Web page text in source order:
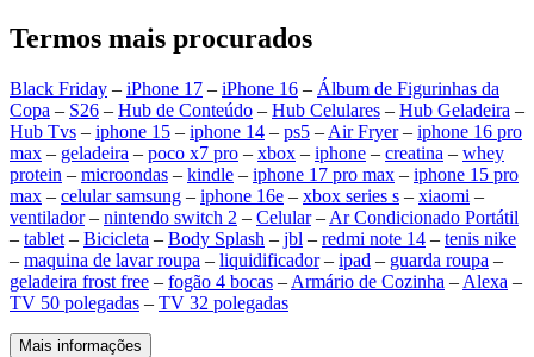
Termos mais procurados
Black Friday – iPhone 17 – iPhone 16 – Álbum de Figurinhas da
Copa – S26 – Hub de Conteúdo – Hub Celulares – Hub Geladeira –
Hub Tvs – iphone 15 – iphone 14 – ps5 – Air Fryer– iphone 16 pro
max – geladeira – poco x7 pro – xbox – iphone – creatina – whey
protein – microondas – kindle – iphone 17 pro max – iphone 15 pro
max – celular samsung – iphone 16e – xbox series s – xiaomi –
ventilador– nintendo switch 2 – Celular– Ar Condicionado Portátil
– tablet – Bicicleta – Body Splash – jbl – redmi note 14 – tenis nike
– maquina de lavar roupa – liquidificador– ipad – guarda roupa –
geladeira frost free – fogão 4 bocas – Armário de Cozinha – Alexa –
TV 50 polegadas – TV 32 polegadas
Mais informações